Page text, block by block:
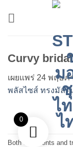
Curvy
เผยแพร่ 24 พฤษภ
พลัสไซส์ ทรงมัลติ
Both comments and
0